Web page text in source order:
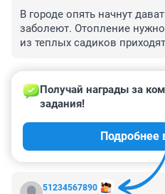
В городе опять начнут
заболеют. Отопление
из теплых садиков
Гость
11 сентября 2023, 17:45
Зачем, за окном жара, ещё
51234567890
Получай награды за
задания!
Подробнее